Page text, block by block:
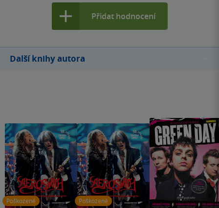
Přidat hodnocení
Další knihy autora
Poškozené Poškozené